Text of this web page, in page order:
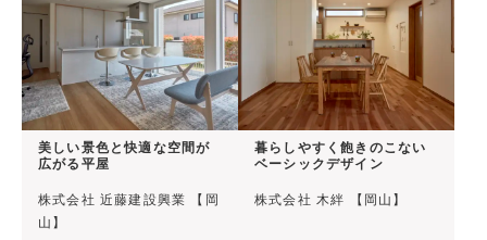
美しい景色と快適な空間が
広がる平屋
株式会社 近藤建設興業 【岡
山】
暮らしやすく飽きのこない
ベーシックデザイン
株式会社 木絆 【岡山】